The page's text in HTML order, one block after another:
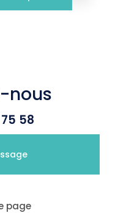
nous
58
page